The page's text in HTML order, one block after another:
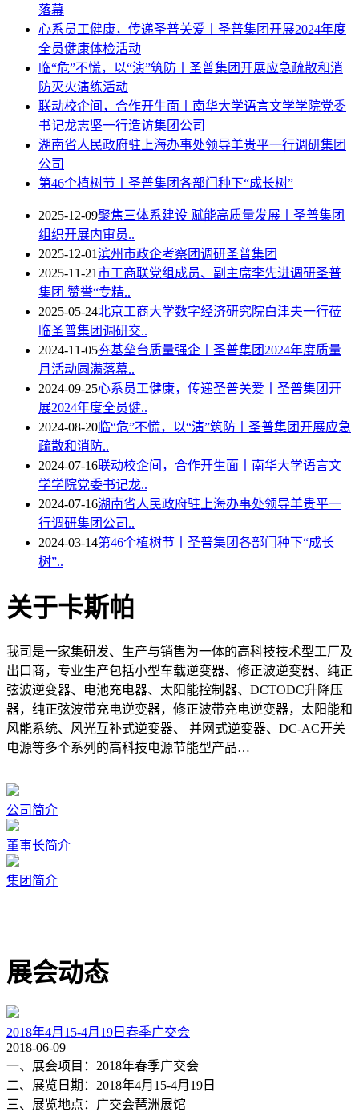
落幕
心系员工健康，传递圣普关爱丨圣普集团开展2024年度
全员健康体检活动
临“危”不慌，以“演”筑防丨圣普集团开展应急疏散和消
防灭火演练活动
联动校企间，合作开生面丨南华大学语言文学学院党委
书记龙志坚一行造访集团公司
湖南省人民政府驻上海办事处领导羊贵平一行调研集团
公司
第46个植树节丨圣普集团各部门种下“成长树”
2025-12-09聚焦三体系建设 赋能高质量发展丨圣普集团
组织开展内审员..
2025-12-01滨州市政企考察团调研圣普集团
2025-11-21市工商联党组成员、副主席李先进调研圣普
集团 赞誉“专精..
2025-05-24北京工商大学数字经济研究院白津夫一行莅
临圣普集团调研交..
2024-11-05夯基垒台质量强企丨圣普集团2024年度质量
月活动圆满落幕..
2024-09-25心系员工健康，传递圣普关爱丨圣普集团开
展2024年度全员健..
2024-08-20 临“危”不慌，以“演”筑防丨圣普集团开展应急
疏散和消防..
2024-07-16联动校企间，合作开生面丨南华大学语言文
学学院党委书记龙..
2024-07-16湖南省人民政府驻上海办事处领导羊贵平一
行调研集团公司..
2024-03-14第46个植树节丨圣普集团各部门种下“成长
树”..
关于卡斯帕
我司是一家集研发、生产与销售为一体的高科技技术型工厂及
出口商，专业生产包括小型车载逆变器、修正波逆变器、纯正
弦波逆变器、电池充电器、太阳能控制器、DCTODC升降压
器，纯正弦波带充电逆变器，修正波带充电逆变器，太阳能和
风能系统、风光互补式逆变器、 并网式逆变器、DC-AC开关
电源等多个系列的高科技电源节能型产品…
公司简介
董事长简介
集团简介
展会动态
2018年4月15-4月19日春季广交会
2018-06-09
一、展会项目：2018年春季广交会
二、展览日期：2018年4月15-4月19日
三、展览地点：广交会琶洲展馆